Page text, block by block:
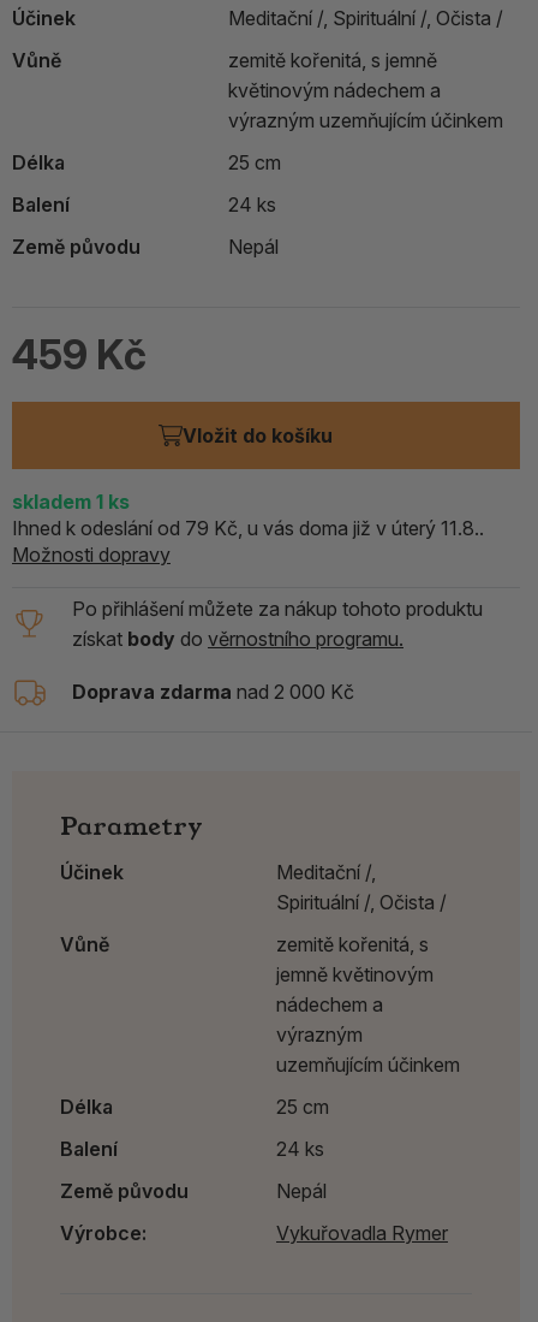
Účinek
Meditační /, Spirituální /, Očista /
Vůně
zemitě kořenitá, s jemně
květinovým nádechem a
výrazným uzemňujícím účinkem
Délka
25 cm
Balení
24 ks
Země původu
Nepál
459 Kč
Vložit do košíku
skladem 1 ks
Ihned k odeslání od 79 Kč, u vás doma již v úterý 11.8..
Možnosti dopravy
Po přihlášení můžete za nákup tohoto produktu
získat body do věrnostního programu.
Doprava zdarma nad 2 000 Kč
Parametry
Účinek
Meditační /,
Spirituální /, Očista /
Vůně
zemitě kořenitá, s
jemně květinovým
nádechem a
výrazným
uzemňujícím účinkem
Délka
25 cm
Balení
24 ks
Země původu
Nepál
Výrobce:
Vykuřovadla Rymer